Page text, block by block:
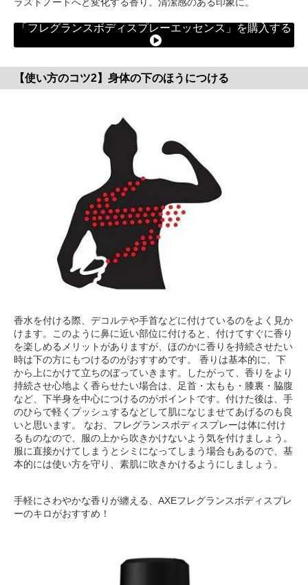
ラストノートへと変化する香り。清潔感のある印象に。
「フレグランスボディスプレーエッセンス」を購入する
【使い方のコツ2】身体の下のほうにつける
香水を付ける際、デコルテや手首などに付けているのをよく見か
けます。このように鼻に近い部位に付けると、付けてすぐに香り
を楽しめるメリットがありますが、ほのかに香りを持続させたい
時は下の方にもつけるのがおすすめです。 香りは基本的に、下
から上にかけて立ちのぼっていきます。したがって、香りをより
持続させ心地よく香らせたい場合は、足首・太もも・膝裏・脇腹
など、下半身を中心につけるのがポイントです。付けた後は、手
のひらで軽くプッシュするなどして肌になじませてあげるのも良
いと思います。 なお、フレグランスボディスプレーは体に付け
るものなので、服の上から吹きかけないよう気を付けましょう。
服に直接かけてしまうとシミになってしまう場合もあるので、基
本的には使い方を守り、素肌に吹きかけるようにしましょう。
手軽にさわやかな香りが纏える、AXEフレグランスボディスプレ
ーのキロがおすすめ！